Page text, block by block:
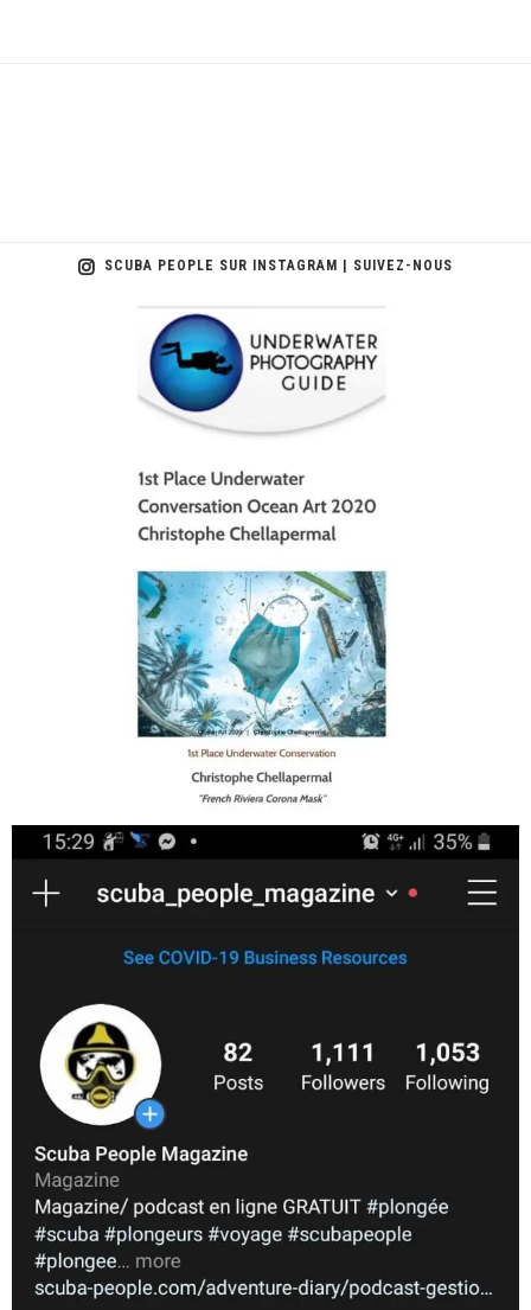
SCUBA PEOPLE SUR INSTAGRAM | SUIVEZ-NOUS
scuba_people_magazine
scuba_people_magazine
Nov 5